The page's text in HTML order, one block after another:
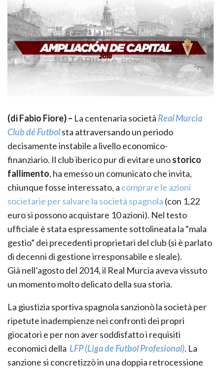
(di Fabio Fiore) – La centenaria società Real Murcia
Club dé Futbolsta attraversando un periodo
decisamente instabile a livello economico-
finanziario. Il club iberico pur di evitare unostorico
fallimento, ha emesso un comunicato che invita,
chiunque fosse interessato, a comprare le azioni
societarie per salvare la società spagnola (con 1,22
euro si possono acquistare 10 azioni). Nel testo
ufficiale è stata espressamente sottolineata la “mala
gestio” dei precedenti proprietari del club (si è parlato
di decenni di gestione irresponsabile e sleale).
Già nell’agosto del 2014, il Real Murcia aveva vissuto
un momento molto delicato della sua storia.
La giustizia sportiva spagnola sanzionò la società per
ripetute inadempienze nei confronti dei propri
giocatori e per non aver soddisfatto i requisiti
economici della LFP (Liga de Futbol Profesional). La
sanzione si concretizzò in una doppia retrocessione